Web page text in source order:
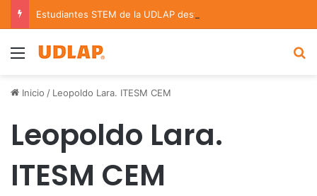
Menu
Inicio / Leopoldo Lara. ITESM CEM
Leopoldo Lara.
ITESM CEM